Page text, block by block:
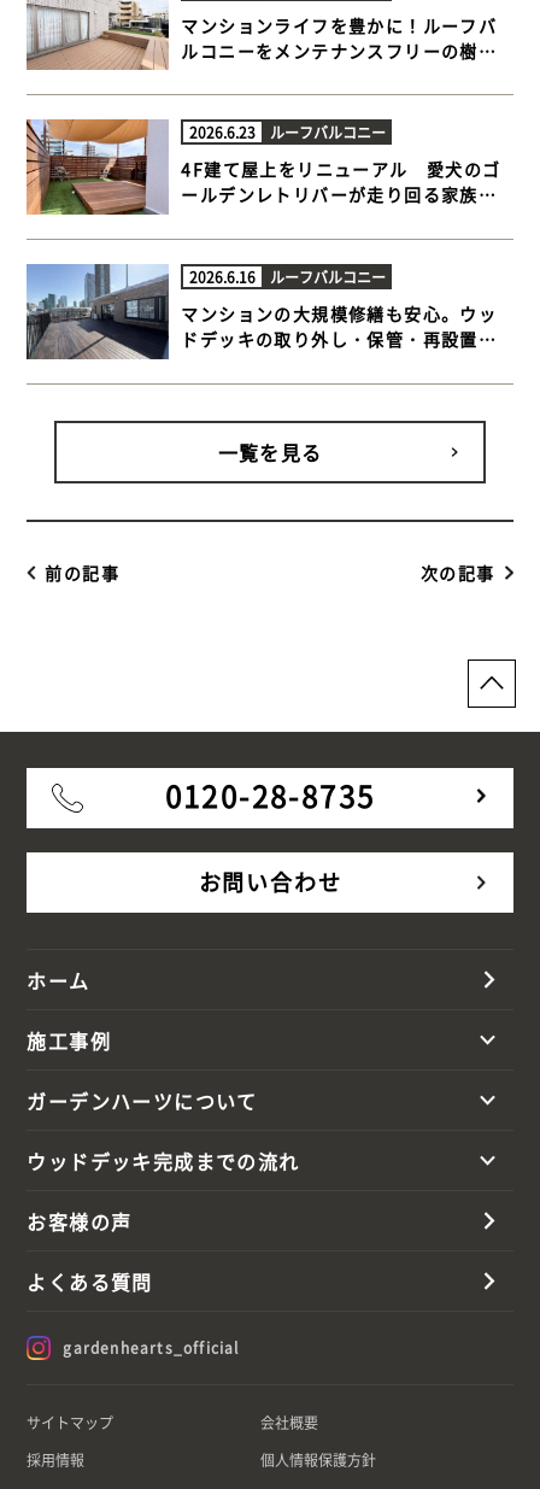
マンションライフを豊かに！ルーフバ
ルコニーをメンテナンスフリーの樹脂
スに【目黒区 マンションルーフバルコ
ニー 樹脂木デッキ 】
2026.6.23 ルーフバルコニー
4F建て屋上をリニューアル 愛犬のゴ
ールデンレトリバーが走り回る家族だ
屋上 ウッドデッキ】
2026.6.16 ルーフバルコニー
マンションの大規模修繕も安心。ウッ
ドデッキの取り外し・保管・再設置ま
ンルーフバルコニー ウッドデッキ】
一覧を見る
前の記事 次の記事
0120-28-8735
お問い合わせ
ホーム
施工事例
ガーデンハーツについて
ウッドデッキ完成までの流れ
お客様の声
よくある質問
gardenhearts_official
サイトマップ
会社概要
採用情報
個人情報保護方針